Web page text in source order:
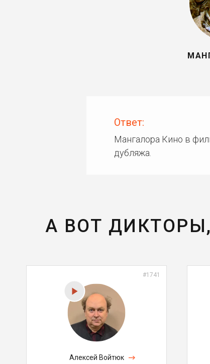
Ответ:
Мангалора Кино в
дубляжа.
А ВОТ
#1741
Алексей Войтюк